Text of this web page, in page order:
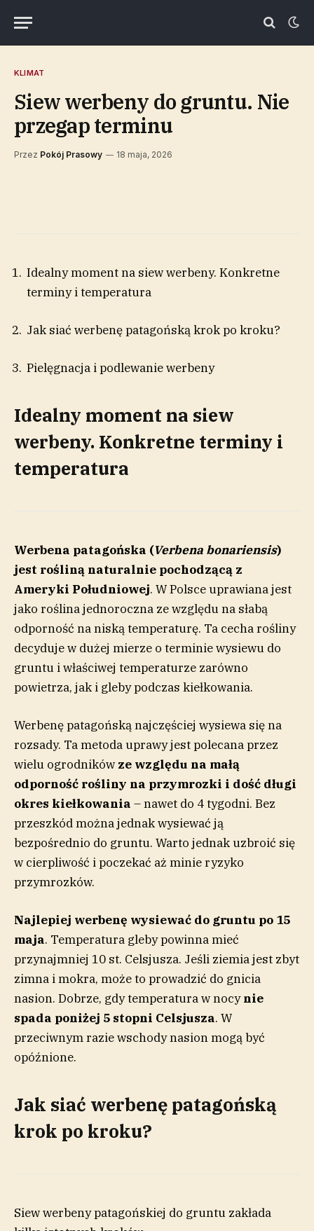
KLIMAT
Siew werbeny do gruntu. Nie
przegap terminu
Przez Pokój Prasowy 18 maja, 2026
Idealny moment na siew werbeny. Konkretne
terminy i temperatura
Jak siać werbenę patagońską krok po kroku?
Pielęgnacja i podlewanie werbeny
Idealny moment na siew
werbeny. Konkretne terminy i
temperatura
Werbena patagońska (Verbena bonariensis)
jest rośliną naturalnie pochodzącą z
Ameryki Południowej. W Polsce uprawiana jest
jako roślina jednoroczna ze względu na słabą
odporność na niską temperaturę. Ta cecha rośliny
decyduje w dużej mierze o terminie wysiewu do
gruntu i właściwej temperaturze zarówno
powietrza, jak i gleby podczas kiełkowania.
Werbenę patagońską najczęściej wysiewa się na
rozsady. Ta metoda uprawy jest polecana przez
wielu ogrodników ze względu na małą
odporność rośliny na przymrozki i dość długi
okres kiełkowania – nawet do 4 tygodni. Bez
przeszkód można jednak wysiewać ją
bezpośrednio do gruntu. Warto jednak uzbroić się
w cierpliwość i poczekać aż minie ryzyko
przymrozków.
Najlepiej werbenę wysiewać do gruntu po 15
maja. Temperatura gleby powinna mieć
przynajmniej 10 st. Celsjusza. Jeśli ziemia jest zbyt
zimna i mokra, może to prowadzić do gnicia
nasion. Dobrze, gdy temperatura w nocynie
spada poniżej 5 stopni Celsjusza. W
przeciwnym razie wschody nasion mogą być
opóźnione.
Jak siać werbenę patagońską
krok po kroku?
Siew werbeny patagońskiej do gruntu zakłada